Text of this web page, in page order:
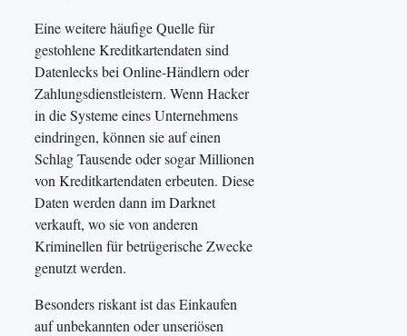
Eine weitere häufige Quelle für
gestohlene Kreditkartendaten sind
Datenlecks bei Online-Händlern oder
Zahlungsdienstleistern. Wenn Hacker
in die Systeme eines Unternehmens
eindringen, können sie auf einen
Schlag Tausende oder sogar Millionen
von Kreditkartendaten erbeuten. Diese
Daten werden dann im Darknet
verkauft, wo sie von anderen
Kriminellen für betrügerische Zwecke
genutzt werden.
Besonders riskant ist das Einkaufen
auf unbekannten oder unseriösen